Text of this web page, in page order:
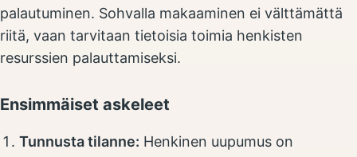
palautuminen. Sohvalla makaaminen ei välttämättä
riitä, vaan tarvitaan tietoisia toimia henkisten
resurssien palauttamiseksi.
Ensimmäiset askeleet
Tunnusta tilanne: Henkinen uupumus on